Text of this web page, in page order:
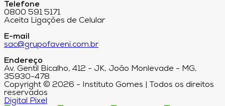
Telefone
0800 591 5171
Aceita Ligações de Celular
E-mail
sac@grupofaveni.com.br
Endereço
Av. Gentil Bicalho, 412 - JK, João Monlevade - MG,
35930-478
Copyright © 2026 - Instituto Gomes | Todos os direitos
reservados
Digital Pixel